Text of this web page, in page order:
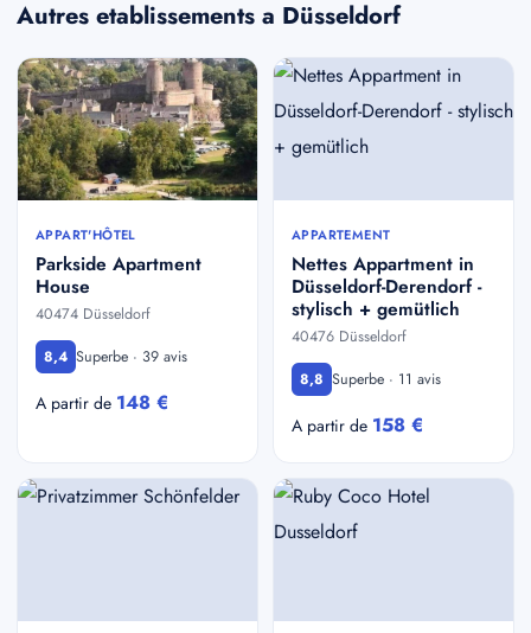
Autres etablissements a Düsseldorf
APPART'HÔTEL
Parkside Apartment
House
40474 Düsseldorf
8,4 Superbe · 39 avis
A partir de 148 €
APPARTEMENT
Nettes Appartment in
Düsseldorf-Derendorf -
stylisch + gemütlich
40476 Düsseldorf
8,8 Superbe · 11 avis
A partir de 158 €